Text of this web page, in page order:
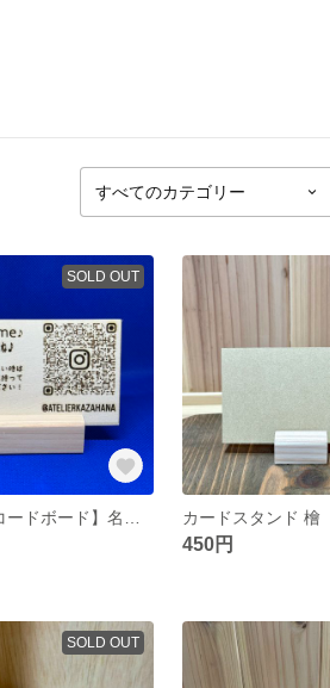
SOLD OUT
450円
SOLD OUT